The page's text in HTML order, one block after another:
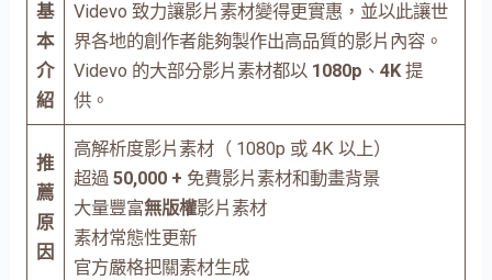
基
本
介
紹
Videvo 致力讓影片素材變得更實惠，並以此讓世
界各地的創作者能夠製作出高品質的影片內容。
Videvo 的大部分影片素材都以 1080p 、4K提
供。
推
薦
原
因
高解析度影片素材（ 1080p 或 4K 以上）
超過50,000 + 免費影片素材和動畫背景
大量豐富無版權影片素材
素材常態性更新
官方嚴格把關素材生成